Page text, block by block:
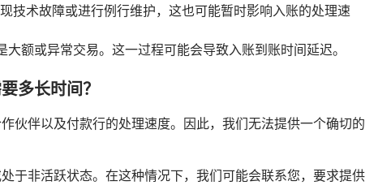
技术故障或进行例行维护，这也可能暂时影响入账的处理速
额或异常交易。这一过程可能会导致入账到账时间延迟。
多长时间？
伙伴以及付款行的处理速度。因此，我们无法提供一个确切的
于非活跃状态。在这种情况下，我们可能会联系您，要求提供